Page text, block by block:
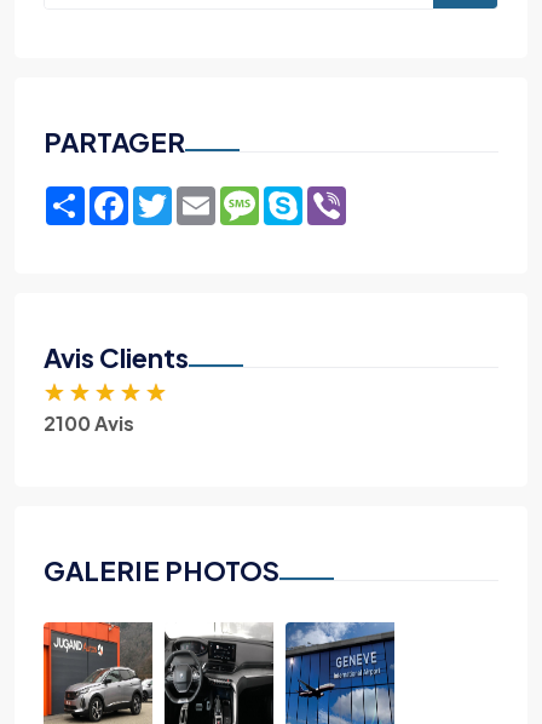
PARTAGER
ShareFacebook
TwitterEmailMessage
Skype
Avis Clients
★ ★ ★ ★ ★
2100 Avis
GALERIE PHOTOS